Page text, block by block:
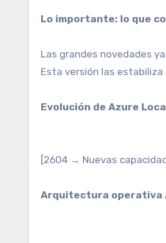
Lo importante: lo que
Las grandes novedades
Esta versión las estabiliza
Evolución de Azure
[2604 → Nuevas
Arquitectura operativa